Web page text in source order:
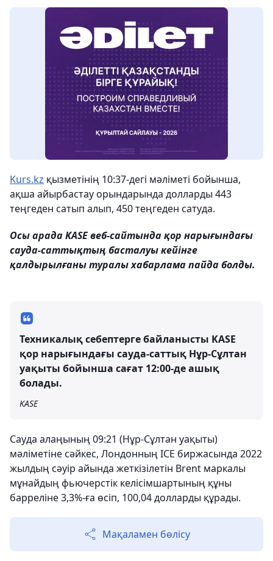
Kurs.kz қызметінің 10:37-дегі мәліметі бойынша,
ақша айырбастау орындарында долларды 443
теңгеден сатып алып, 450 теңгеден сатуда.
Осы арада KASE веб-сайтында қор нарығындағы
сауда-саттықтың басталуы кейінге
қалдырылғаны туралы хабарлама пайда болды.
Техникалық себептерге байланысты KASE
қор нарығындағы сауда-саттық Нұр-Сұлтан
уақыты бойынша сағат 12:00-де ашық
болады.
KASE
Сауда алаңының 09:21 (Нұр-Сұлтан уақыты)
мәліметіне сәйкес, Лондонның ICE биржасында 2022
жылдың сәуір айында жеткізілетін Brent маркалы
мұнайдың фьючерстік келісімшартының құны
барреліне 3,3%-ға өсіп, 100,04 долларды құрады.
Мақаламен бөлісу